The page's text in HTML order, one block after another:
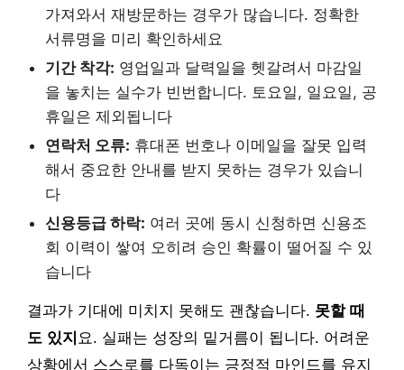
가져와서 재방문하는 경우가 많습니다. 정확한
서류명을 미리 확인하세요
기간 착각: 영업일과 달력일을 헷갈려서 마감일
을 놓치는 실수가 빈번합니다. 토요일, 일요일, 공
휴일은 제외됩니다
연락처 오류: 휴대폰 번호나 이메일을 잘못 입력
해서 중요한 안내를 받지 못하는 경우가 있습니
다
신용등급 하락: 여러 곳에 동시 신청하면 신용조
회 이력이 쌓여 오히려 승인 확률이 떨어질 수 있
습니다
결과가 기대에 미치지 못해도 괜찮습니다. 못할 때
도 있지 요. 실패는 성장의 밑거름이 됩니다. 어려운
상황에서 스스로를 다독이는 긍정적 마인드를 유지